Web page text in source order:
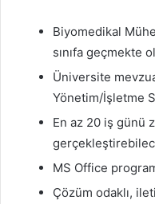
Biyomedikal
sınıfa geçmekte
Üniversite
Yönetim/İşletme
En az 20 iş günü
MS Office
Çözüm odaklı,